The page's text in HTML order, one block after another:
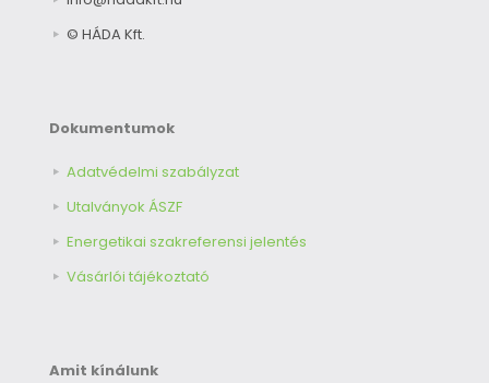
© HÁDA Kft.
Dokumentumok
Adatvédelmi szabályzat
Utalványok ÁSZF
Energetikai szakreferensi jelentés
Vásárlói tájékoztató
Amit kínálunk